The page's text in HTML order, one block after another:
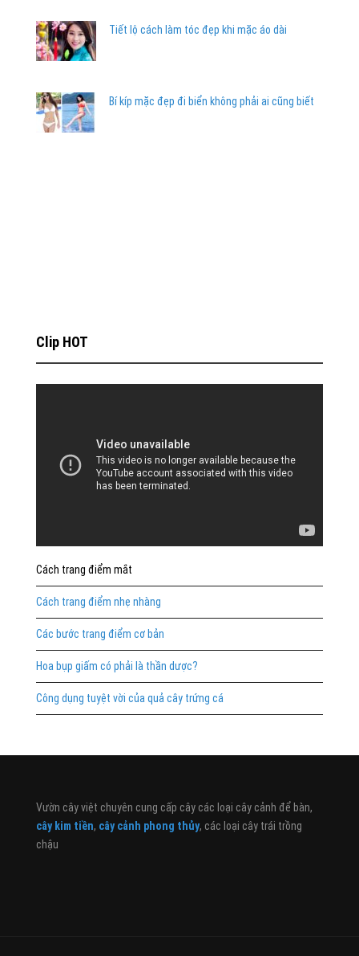
Tiết lộ cách làm tóc đẹp khi mặc áo dài
Bí kíp mặc đẹp đi biển không phải ai cũng biết
Clip HOT
Cách trang điểm mắt
Cách trang điểm nhẹ nhàng
Các bước trang điểm cơ bản
Hoa bụp giấm có phải là thần dược?
Công dụng tuyệt vời của quả cây trứng cá
Vườn cây việt chuyên cung cấp cây các loại cây cảnh để bàn,
cây kim tiền, cây cảnh phong thủy, các loại cây trái trồng
chậu